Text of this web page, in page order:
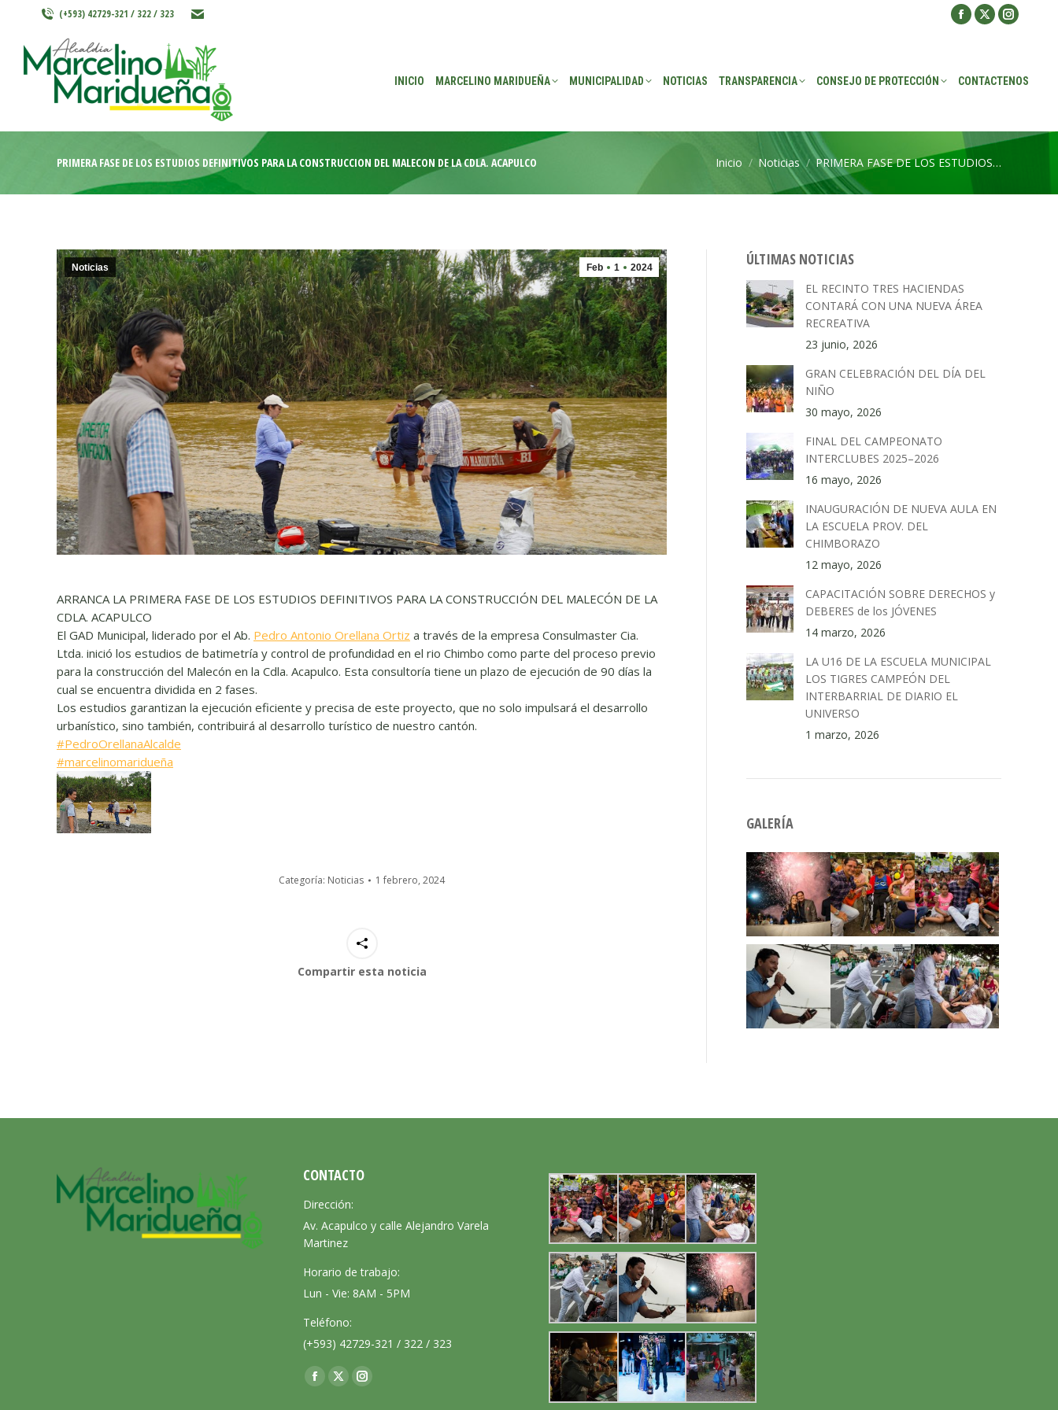
(+593) 42729-321 / 322 / 323
Facebook
in
X
in
in
INICIO MARCELINO MARIDUEÑA MUNICIPALIDAD NOTICIAS TRANSPARENCIA CONSEJO DE PROTECCIÓN CONTACTENOS
PRIMERA FASE DE LOS ESTUDIOS DEFINITIVOS PARA LA CONSTRUCCIÓN DEL MALECÓN DE LA CDLA. ACAPULCO Estás aquí:
Inicio Noticias PRIMERA FASE DE LOS ESTUDIOS…
Feb 1 2024
Noticias
ARRANCA LA PRIMERA FASE DE LOS ESTUDIOS DEFINITIVOS PARA LA CONSTRUCCIÓN DEL MALECÓN DE LA
CDLA. ACAPULCO
El GAD Municipal, liderado por el Ab. Pedro Antonio Orellana Ortiz a través de la empresa Consulmaster Cia.
Ltda. inició los estudios de batimetría y control de profundidad en el rio Chimbo como parte del proceso previo
para la construcción del Malecón en la Cdla. Acapulco. Esta consultoría tiene un plazo de ejecución de 90 días la
cual se encuentra dividida en 2 fases.
Los estudios garantizan la ejecución eficiente y precisa de este proyecto, que no solo impulsará el desarrollo
urbanístico, sino también, contribuirá al desarrollo turístico de nuestro cantón.
#PedroOrellanaAlcalde
#marcelinomaridueña
Categoría: Noticias 1 febrero, 2024
Compartir esta noticia
ÚLTIMAS NOTICIAS
EL RECINTO TRES HACIENDAS
CONTARÁ CON UNA NUEVA ÁREA
RECREATIVA
23 junio, 2026
GRAN CELEBRACIÓN DEL DÍA DEL
NIÑO
30 mayo, 2026
FINAL DEL CAMPEONATO
INTERCLUBES 2025–2026
16 mayo, 2026
INAUGURACIÓN DE NUEVA AULA EN
LA ESCUELA PROV. DEL
CHIMBORAZO
12 mayo, 2026
CAPACITACIÓN SOBRE DERECHOS y
DEBERES de los JÓVENES
14 marzo, 2026
LA U16 DE LA ESCUELA MUNICIPAL
LOS TIGRES CAMPEÓN DEL
INTERBARRIAL DE DIARIO EL
UNIVERSO
1 marzo, 2026
GALERÍA
CONTACTO
Dirección:
Av. Acapulco y calle Alejandro Varela
Martinez
Horario de trabajo:
Lun - Vie: 8AM - 5PM
Teléfono:
(+593) 42729-321 / 322 / 323
Encuéntranos en:
Facebook
X
Instagram